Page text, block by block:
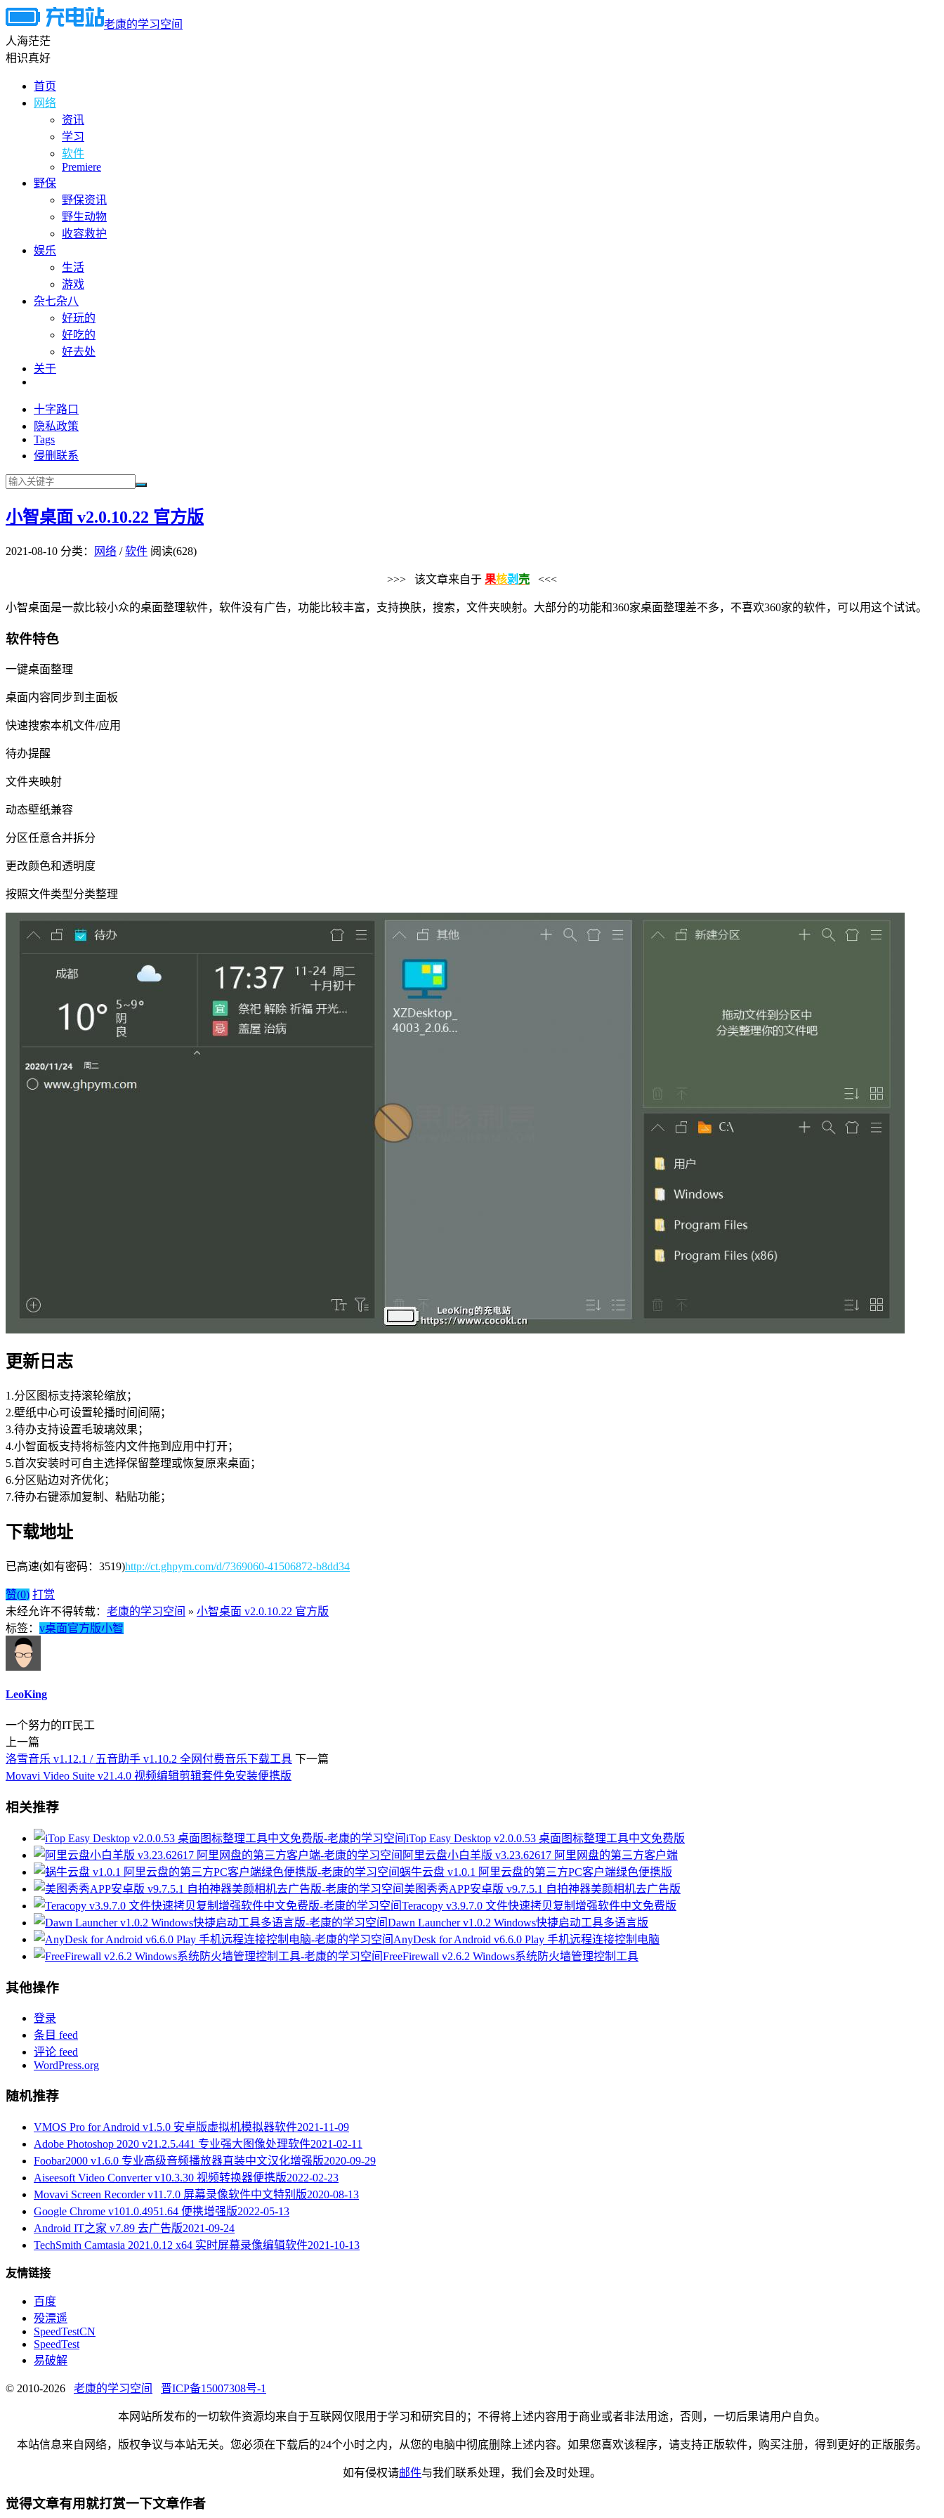
老康的学习空间
人海茫茫
相识真好
首页
网络
资讯
学习
软件
Premiere
野保
野保资讯
野生动物
收容救护
娱乐
生活
游戏
杂七杂八
好玩的
好吃的
好去处
关于
十字路口
隐私政策
Tags
侵删联系
小智桌面 v2.0.10.22 官方版
2021-08-10 分类： 网络 /软件 阅读(628)
>>> 该文章来自于 果核剥 壳 <<<
小智桌面是一款比较小众的桌面整理软件，软件没有广告，功能比较丰富，支持换肤，搜索，文件夹映射。大部分的功能和360家桌面整理差不多，不喜欢360家的软件，可以用这个试试。
软件特色
一键桌面整理
桌面内容同步到主面板
快速搜索本机文件/应用
待办提醒
文件夹映射
动态壁纸兼容
分区任意合并拆分
更改颜色和透明度
按照文件类型分类整理
更新日志
1.分区图标支持滚轮缩放；
2.壁纸中心可设置轮播时间间隔；
3.待办支持设置毛玻璃效果；
4.小智面板支持将标签内文件拖到应用中打开；
5.首次安装时可自主选择保留整理或恢复原来桌面；
6.分区贴边对齐优化；
7.待办右键添加复制、粘贴功能；
下载地址
已高速(如有密码：3519)http://ct.ghpym.com/d/7369060-41506872-b8dd34
赞(0) 打赏
未经允许不得转载： 老康的学习空间 » 小智桌面 v2.0.10.22 官方版
标签： v桌面官方版小智
LeoKing
一个努力的IT民工
上一篇
洛雪音乐 v1.12.1 / 五音助手 v1.10.2 全网付费音乐下载工具 下一篇
Movavi Video Suite v21.4.0 视频编辑剪辑套件免安装便携版
相关推荐
iTop Easy Desktop v2.0.0.53 桌面图标整理工具中文免费版
阿里云盘小白羊版 v3.23.62617 阿里网盘的第三方客户端
蜗牛云盘 v1.0.1 阿里云盘的第三方PC客户端绿色便携版
美图秀秀APP安卓版 v9.7.5.1 自拍神器美颜相机去广告版
Teracopy v3.9.7.0 文件快速拷贝复制增强软件中文免费版
Dawn Launcher v1.0.2 Windows快捷启动工具多语言版
AnyDesk for Android v6.6.0 Play 手机远程连接控制电脑
FreeFirewall v2.6.2 Windows系统防火墙管理控制工具
其他操作
登录
条目 feed
评论 feed
WordPress.org
随机推荐
VMOS Pro for Android v1.5.0 安卓版虚拟机模拟器软件2021-11-09
Adobe Photoshop 2020 v21.2.5.441​​ 专业强大图像处理软件2021-02-11
Foobar2000 v1.6.0 专业高级音频播放器直装中文汉化增强版2020-09-29
Aiseesoft Video Converter v10.3.30 视频转换器便携版2022-02-23
Movavi Screen Recorder v11.7.0 屏幕录像软件中文特别版2020-08-13
Google Chrome v101.0.4951.64 便携增强版2022-05-13
Android IT之家 v7.89 去广告版2021-09-24
TechSmith Camtasia 2021.0.12 x64 实时屏幕录像编辑软件2021-10-13
友情链接
百度
殁漂遥
SpeedTestCN
SpeedTest
易破解
© 2010-2026 老康的学习空间 晋ICP备15007308号-1
本网站所发布的一切软件资源均来自于互联网仅限用于学习和研究目的；不得将上述内容用于商业或者非法用途，否则，一切后果请用户自负。
本站信息来自网络，版权争议与本站无关。您必须在下载后的24个小时之内，从您的电脑中彻底删除上述内容。如果您喜欢该程序，请支持正版软件，购买注册，得到更好的正版服务。
如有侵权请邮件与我们联系处理，我们会及时处理。
觉得文章有用就打赏一下文章作者